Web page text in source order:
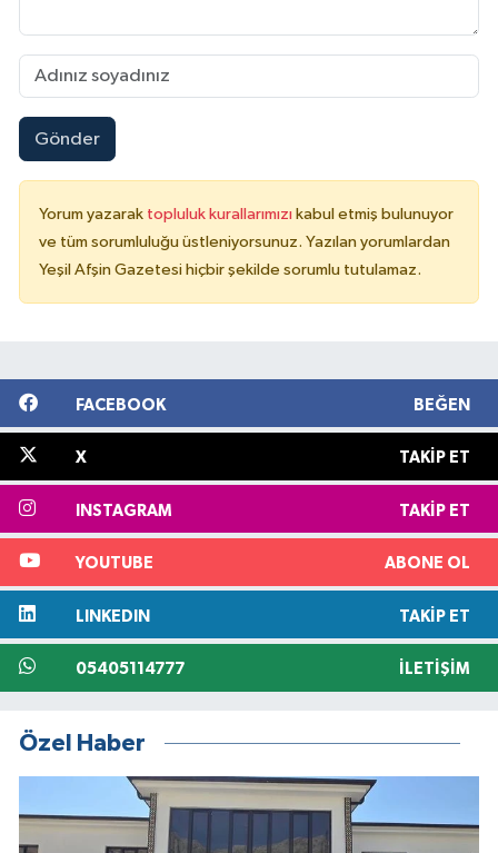
Gönder
Yorum yazarak topluluk kurallarımızı kabul etmiş bulunuyor
ve tüm sorumluluğu üstleniyorsunuz. Yazılan yorumlardan
Yeşil Afşin Gazetesi hiçbir şekilde sorumlu tutulamaz.
FACEBOOK BEĞEN
X TAKIP ET
INSTAGRAM TAKIP ET
YOUTUBE ABONE OL
LINKEDIN TAKIP ET
05405114777 İLETIŞIM
Özel Haber